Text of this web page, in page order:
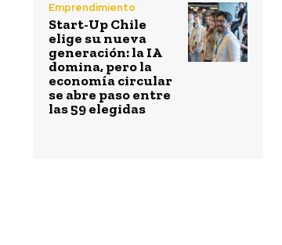
Emprendimiento
Start-Up Chile
elige su nueva
generación: la IA
domina, pero la
economía circular
se abre paso entre
las 59 elegidas